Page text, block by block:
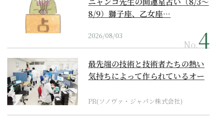
8/9）獅子座、乙女座…
2026/08/03
No.
最先端の技術と技術者たちの熱い
気持ちによって作られているオー
PR(ソノヴァ・ジャパン株式会社)